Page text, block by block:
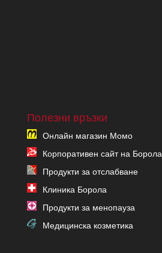
Полезни връзки
Онлайн магазин Момо
Корпоративен сайт на Борола
Продукти за отслабване
Клиника Борола
Продукти за менопауза
Медицинска козметика